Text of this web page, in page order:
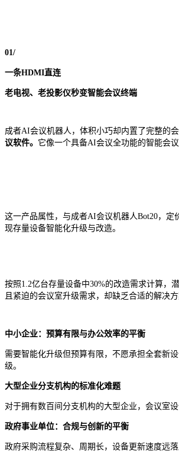
01/
一条HDMI直连
老电视、老投影仪秒变智能会议终端
成者AI会议机器人，体积小巧却内置了完整的
议软件。 它像一个具备AI会议全功能的智能会
这一产品属性，与成者AI会议机器人Bot20，
现存量设备智能化升级与改造。
按照1.2亿台存量设备中30%的改造需求计算，
且紧迫的会议室升级需求，却缺乏合适的解决方
中小企业：预算有限与办公效率的平衡
需要智能化升级但预算有限，不愿承担全套新
级。
大型企业分支机构的标准化难题
对于拥有数百间分支机构的大型企业，会议室
政府事业单位：合规与创新的平衡
政府采购流程复杂、周期长，设备更新速度远